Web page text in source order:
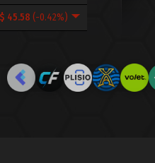
$ 45.58(-0.42%)